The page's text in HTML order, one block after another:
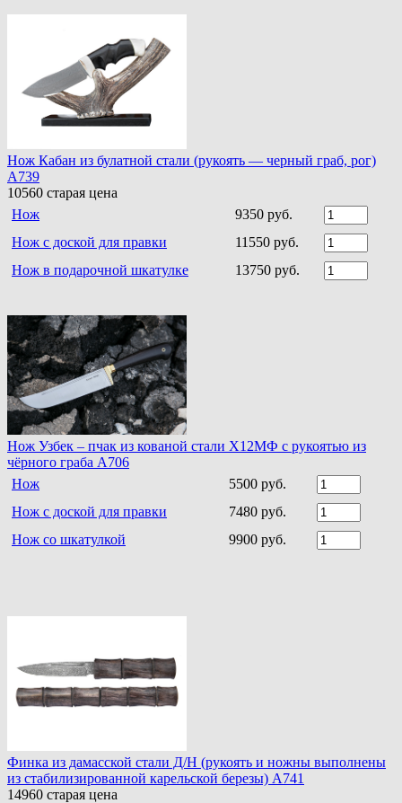
Нож Кабан из булатной стали (рукоять — черный граб, рог)
A739
10560 старая цена
Нож
9350 руб.
Нож с доской для правки
11550 руб.
Нож в подарочной шкатулке
13750 руб.
Нож Узбек – пчак из кованой стали Х12МФ с рукоятью из
чёрного граба A706
Нож
5500 руб.
Нож с доской для правки
7480 руб.
Нож со шкатулкой
9900 руб.
Финка из дамасской стали Д/Н (рукоять и ножны выполнены
из стабилизированной карельской березы) A741
14960 старая цена